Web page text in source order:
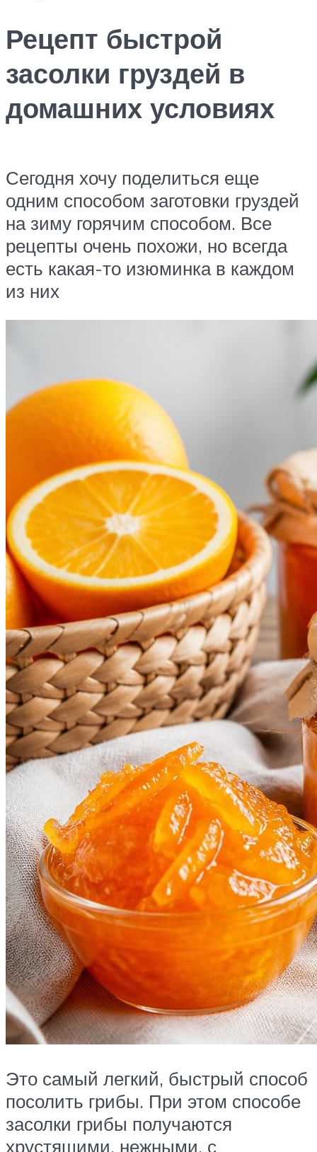
Рецепт быстрой
засолки груздей в
домашних условиях
Сегодня хочу поделиться еще
одним способом заготовки груздей
на зиму горячим способом. Все
рецепты очень похожи, но всегда
есть какая-то изюминка в каждом
из них
Это самый легкий, быстрый способ
посолить грибы. При этом способе
засолки грибы получаются
хрустящими, нежными, с